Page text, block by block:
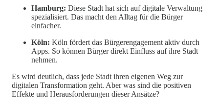
Hamburg: Diese Stadt hat sich auf digitale Verwaltung
spezialisiert. Das macht den Alltag für die Bürger
einfacher.
Köln: Köln fördert das Bürgerengagement aktiv durch
Apps. So können Bürger direkt Einfluss auf ihre Stadt
nehmen.
Es wird deutlich, dass jede Stadt ihren eigenen Weg zur
digitalen Transformation geht. Aber was sind die positiven
Effekte und Herausforderungen dieser Ansätze?